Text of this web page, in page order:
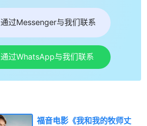
通过Messenger与我们联系
通过WhatsApp与我们联系
福音电影《我和我的牧师丈